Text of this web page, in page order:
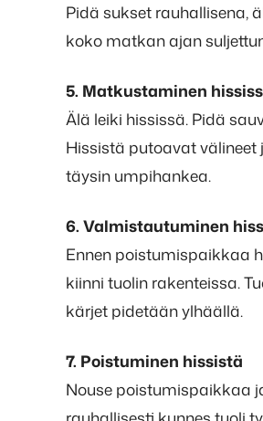
Pidä sukset rauhallisena,
koko matkan ajan
5. Matkustaminen
Älä leiki hississä. Pidä
Hissistä putoavat
täysin umpihankea.
6. Valmistautuminen
Ennen poistumispaikkaa
kiinni tuolin rakenteissa.
kärjet pidetään ylhäällä.
7. Poistuminen hissistä
Nouse poistumispaikkaa